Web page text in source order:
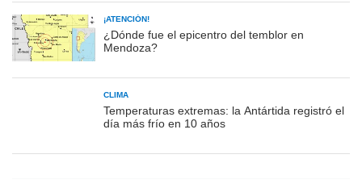
¡ATENCIÓN!
¿Dónde fue el epicentro del temblor en
Mendoza?
CLIMA
Temperaturas extremas: la Antártida registró el
día más frío en 10 años